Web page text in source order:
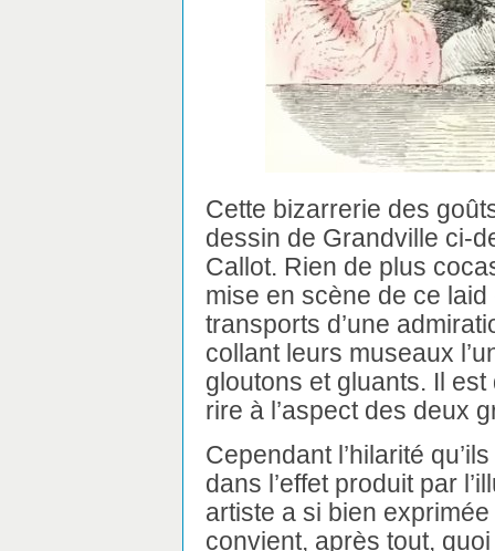
Cette bizarrerie des
dessin de Grandville ci-
Callot. Rien de plus
mise en scène de ce
transports d’une
collant leurs museaux
gloutons et gluants. Il
rire à l’aspect des deux
Cependant l’hilarité
dans l’effet produit par
artiste a si bien
convient, après tout,